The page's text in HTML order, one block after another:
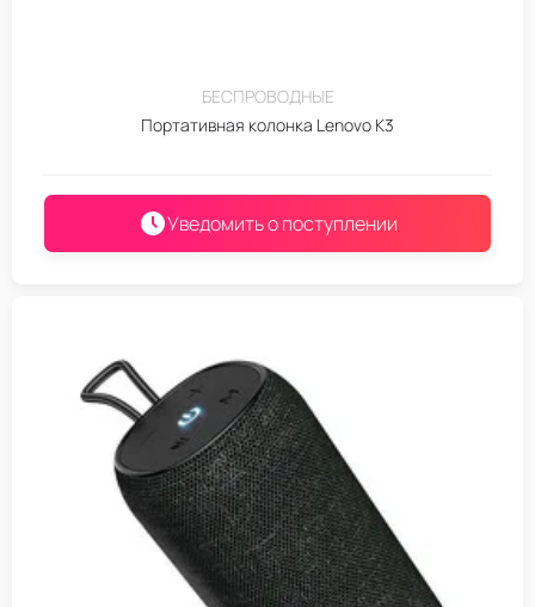
БЕСПРОВОДНЫЕ
Портативная колонка Lenovo K3
Уведомить о поступлении